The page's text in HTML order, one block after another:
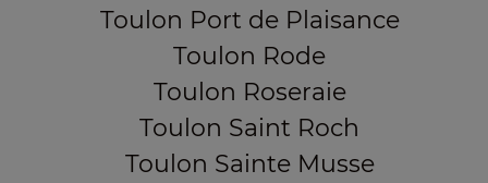
Toulon Port de Plaisance
Toulon Rode
Toulon Roseraie
Toulon Saint Roch
Toulon Sainte Musse